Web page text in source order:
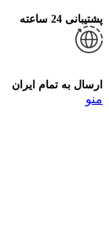
پشتیبانی 24 ساعته
ارسال به تمام ایران
منو